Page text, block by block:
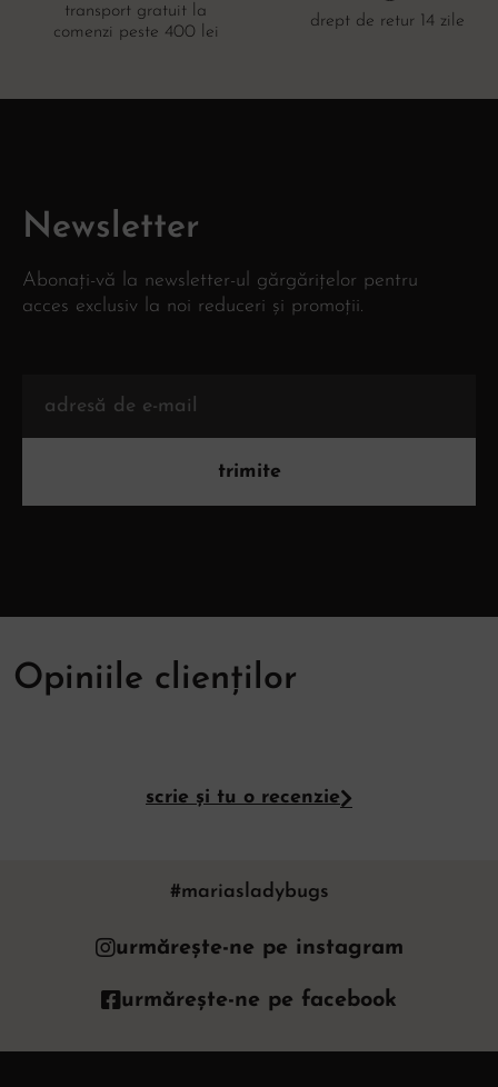
transport gratuit la
comenzi peste 400 lei
drept de retur 14 zile
Newsletter
Abonați-vă la newsletter-ul gărgărițelor pentru
acces exclusiv la noi reduceri și promoții.
trimite
Opiniile clienților
scrie și tu o recenzie
#mariasladybugs
urmărește-ne pe instagram
urmărește-ne pe facebook